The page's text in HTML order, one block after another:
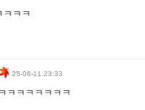
ㅋㅋㅋ
25-06-11 23:33
ㅋㅋㅋㅋㅋㅋㅋ